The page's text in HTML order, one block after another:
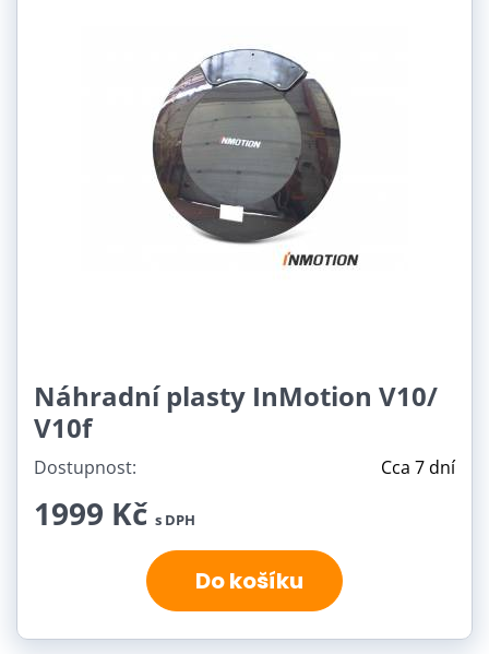
Náhradní plasty InMotion V10/
V10f
Dostupnost: Cca 7 dní
1999 Kč s DPH
Do košíku